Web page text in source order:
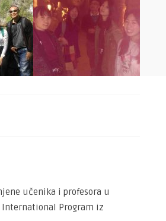
učenika i profesora u
International Program iz